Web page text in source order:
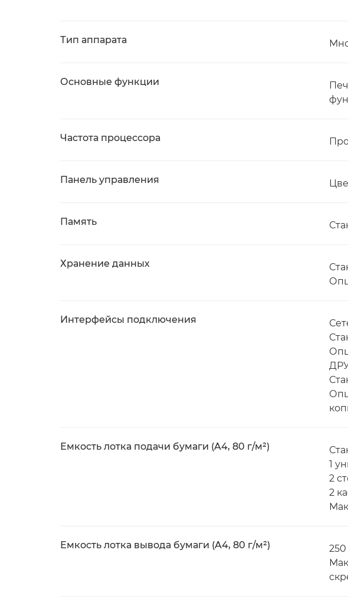
Тип аппарата
Основные функции
Частота процессора
Панель управления
Память
Хранение данных
Интерфейсы подключения
Емкость лотка подачи бумаги (A4, 80 г/м²)
1
2
2
Емкость лотка вывода бумаги (A4, 80 г/м²)